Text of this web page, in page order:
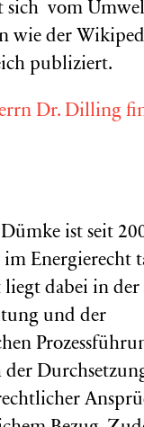
sich vom
wie der
publiziert.
Dr. Dilling
ist seit
im Energierecht
dabei in der
und der
der